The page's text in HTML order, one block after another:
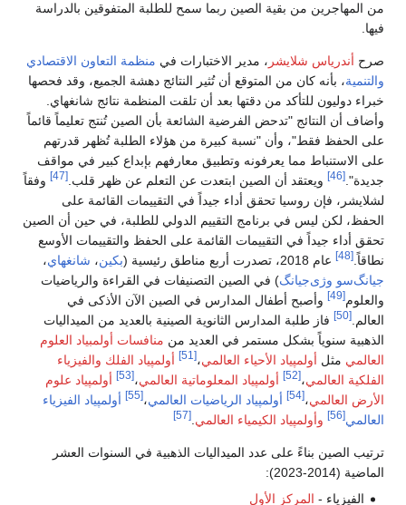
من المهاجرين من بقية الصين ربما سمح للطلبة المتفوقين بالدراسة
فيها.
صرح أندرياس شلايشر ، مدير الاختبارات في منظمة التعاون الاقتصادي
والتنمية، بأنه كان من المتوقع أن تُثير النتائج دهشة الجميع، وقد فحصها
خبراء دوليون للتأكد من دقتها بعد أن تلقت المنظمة نتائج شانغهاي.
وأضاف أن النتائج "تدحض الفرضية الشائعة بأن الصين تُنتج تعليماً قائماً
على الحفظ فقط"، وأن "نسبة كبيرة من هؤلاء الطلبة تُظهر قدرتهم
على الاستنباط مما يعرفونه وتطبيق معارفهم بإبداع كبير في مواقف
جديدة". [46] ويعتقد أن الصين ابتعدت عن التعلم عن ظهر قلب. [47]
وفقاً
لشلايشر، فإن روسيا تحقق أداء جيداً في التقييمات القائمة على
الحفظ، لكن ليس في برنامج التقييم الدولي للطلبة، في حين أن الصين
تحقق أداء جيداً في التقييمات القائمة على الحفظ والتقييمات الأوسع
نطاقاً. [48] عام 2018، تصدرت أربع مناطق رئيسية ( بكين، شانغهاي،
جيانگ‌سو وژى‌جيانگ) في الصين التصنيفات في القراءة والرياضيات
والعلوم[49]
وأصبح أطفال المدارس في الصين الآن الأذكى في
العالم. [50]
فاز طلبة المدارس الثانوية الصينية بالعديد من الميداليات
الذهبية سنوياً بشكل مستمر في العديد من منافسات أولمبياد العلوم
العالمي مثل أولمپياد الأحياء العالمي،[51]
أولمپياد الفلك والفيزياء
الفلكية العالمي،[52] أولمپياد المعلوماتية العالمي،[53]
أولمپياد علوم
الأرض العالمي،[54] أولمپياد الرياضيات العالمي،[55]
أولمپياد الفيزياء
العالمي[56] وأولمپياد الكيمياء العالمي [57]
ترتيب الصين بناءً على عدد الميداليات الذهبية في السنوات العشر
الماضية (2014-2023):
الفيزياء - المركز الأول